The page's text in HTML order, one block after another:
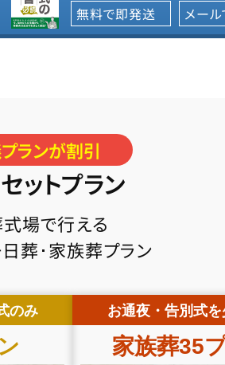
無料で即発送 メー
ランが割引
ットプラン
場で行える
葬･家族葬プラン
のみ お通夜・告別式
家族葬35